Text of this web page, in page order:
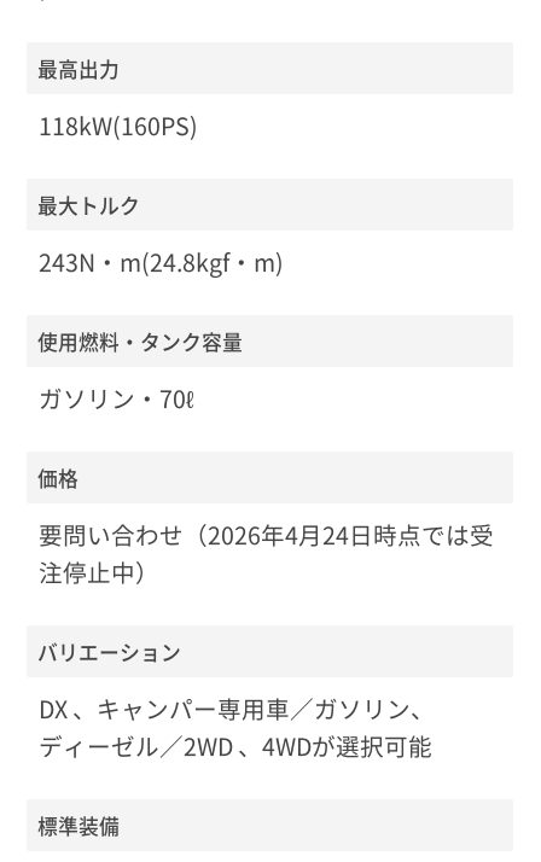
最高出力
118kW(160PS)
最大トルク
243N・m(24.8kgf・m)
使用燃料・タンク容量
ガソリン・70ℓ
価格
要問い合わせ（2026年4月24日時点では受
注停止中）
バリエーション
DX 、キャンパー専用車／ガソリン、
ディーゼル／2WD 、4WDが選択可能
標準装備